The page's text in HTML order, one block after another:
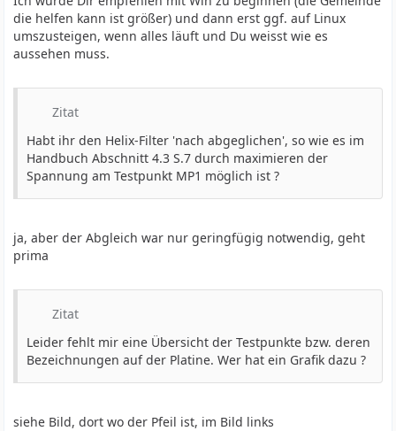
die helfen kann ist größer) und dann erst ggf. auf Linux
umszusteigen, wenn alles läuft und Du weisst wie es
aussehen muss.
Zitat
Habt ihr den Helix-Filter 'nach abgeglichen', so wie es im
Handbuch Abschnitt 4.3 S.7 durch maximieren der
Spannung am Testpunkt MP1 möglich ist ?
ja, aber der Abgleich war nur geringfügig notwendig, geht
prima
Zitat
Leider fehlt mir eine Übersicht der Testpunkte bzw. deren
Bezeichnungen auf der Platine. Wer hat ein Grafik dazu ?
siehe Bild, dort wo der Pfeil ist, im Bild links